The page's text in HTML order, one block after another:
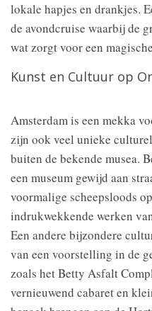
lokale hapjes en drankjes.
de avondcruise waarbij de
wat zorgt voor een
Kunst en Cultuur op
Amsterdam is een mekka
zijn ook veel unieke
buiten de bekende musea.
een museum gewijd aan
voormalige scheepsloods
indrukwekkende werken
Een andere bijzondere
van een voorstelling in de
zoals het Betty Asfalt
vernieuwend cabaret en